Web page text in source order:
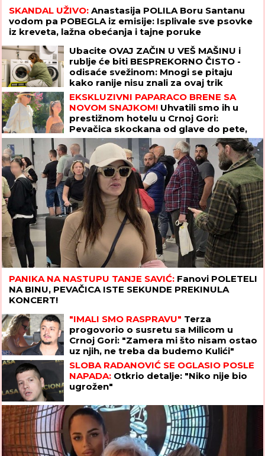
SKANDAL UŽIVO: Anastasija POLILA Boru Santanu
vodom pa POBEGLA iz emisije: Isplivale sve psovke
iz kreveta, lažna obećanja i tajne poruke
Ubacite OVAJ ZAČIN U VEŠ MAŠINU i
rublje će biti BESPREKORNO ČISTO -
odisaće svežinom: Mnogi se pitaju
kako ranije nisu znali za ovaj trik
EKSKLUZIVNI PAPARACO BRENE SA
NOVOM SNAJKOM! Uhvatili smo ih u
prestižnom hotelu u Crnoj Gori:
Pevačica skockana od glave do pete,
Viktorova devojka bez šminke (VIDEO)
PANIKA NA NASTUPU TANJE SAVIĆ: Fanovi POLETELI
NA BINU, PEVAČICA ISTE SEKUNDE PREKINULA
KONCERT!
"IMALI SMO RASPRAVU" Terza
progovorio o susretu sa Milicom u
Crnoj Gori: "Zamera mi što nisam ostao
uz njih, ne treba da budemo Kulići"
(VIDEO)
SLOBA RADANOVIĆ SE OGLASIO POSLE
NAPADA: Otkrio detalje: "Niko nije bio
ugrožen"